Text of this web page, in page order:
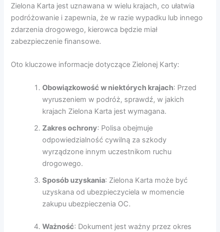
Zielona Karta jest uznawana w wielu krajach, co ułatwia
podróżowanie i zapewnia, że w razie wypadku lub innego
zdarzenia drogowego, kierowca będzie miał
zabezpieczenie finansowe.
Oto kluczowe informacje dotyczące Zielonej Karty:
Obowiązkowość w niektórych krajach: Przed
wyruszeniem w podróż, sprawdź, w jakich
krajach Zielona Karta jest wymagana.
Zakres ochrony: Polisa obejmuje
odpowiedzialność cywilną za szkody
wyrządzone innym uczestnikom ruchu
drogowego.
Sposób uzyskania: Zielona Karta może być
uzyskana od ubezpieczyciela w momencie
zakupu ubezpieczenia OC.
Ważność: Dokument jest ważny przez okres